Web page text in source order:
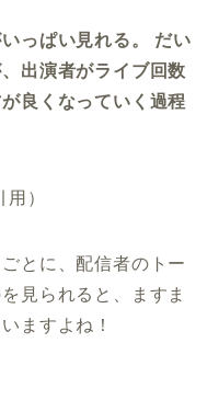
っぱい見れる。 だい
出演者がライブ回数
良くなっていく過程
）
とに、配信者のトー
見られると、ますま
ますよね！